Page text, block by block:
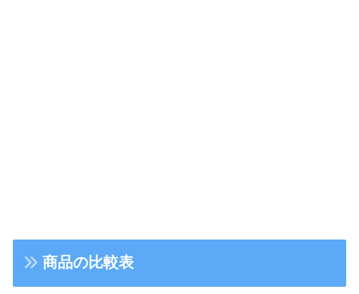
商品の比較表